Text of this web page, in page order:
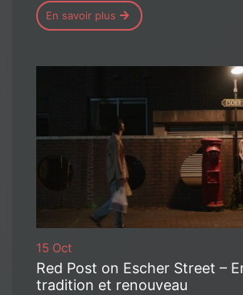
En savoir plus
15 Oct
Red Post on Escher Street –
tradition et renouveau